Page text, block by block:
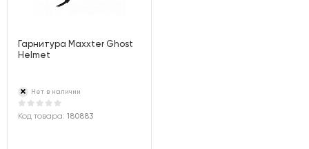
Гарнитура Maxxter Ghost
Helmet
Нет в наличии
Код товара: 180883